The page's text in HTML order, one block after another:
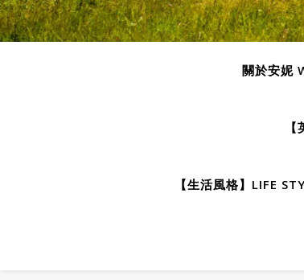
關於安妮
【生活風格】LIFE